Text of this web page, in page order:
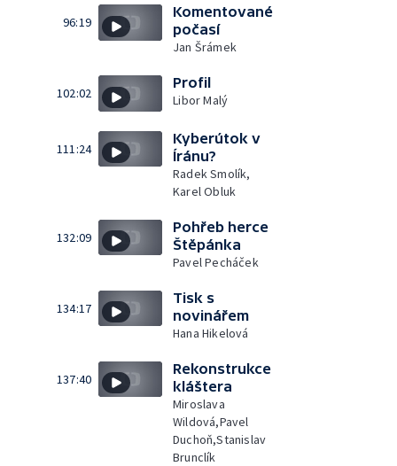
96:19
Komentované
počasí
Jan Šrámek
102:02
Profil
Libor Malý
111:24
Kyberútok v
Íránu?
Radek Smolík,
Karel Obluk
132:09
Pohřeb herce
Štěpánka
Pavel Pecháček
134:17
Tisk s
novinářem
Hana Hikelová
137:40
Rekonstrukce
kláštera
Miroslava
Wildová,Pavel
Duchoň,Stanislav
Brunclík